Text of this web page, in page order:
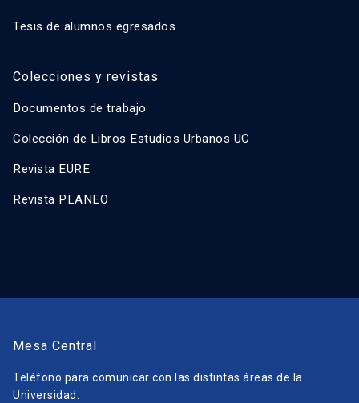
Tesis de alumnos egresados
Colecciones y revistas
Documentos de trabajo
Colección de Libros Estudios Urbanos UC
Revista EURE
Revista PLANEO
Mesa Central
Teléfono para comunicar con las distintas áreas de la
Universidad.